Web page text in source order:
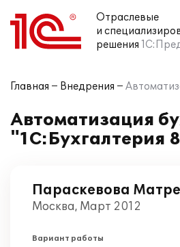
Отраслевые
и
решения
Главная Внедрения
Автоматизация
"1С:Бухгалтерия
Параскевова
Москва, Март 2012
Вариант работы